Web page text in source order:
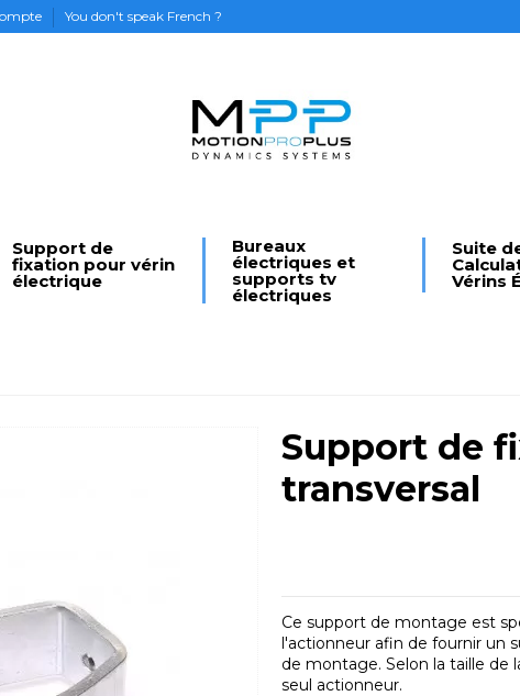
You don't speak French ?
Support de
fixation pour vérin
électrique
Bureaux
électriques et
supports tv
électriques
Suite
Vérins
Support de
transversal
Ce support de montage est
l'actionneur afin de fournir un
de montage. Selon la taille de
seul actionneur.